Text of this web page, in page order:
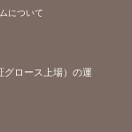
について
グロース上場）の運